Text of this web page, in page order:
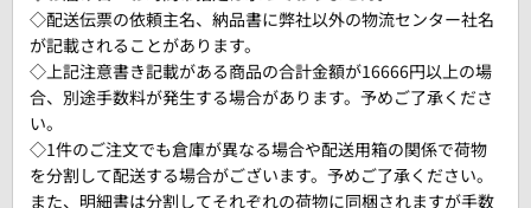
◇配送伝票の依頼主名、納品書に弊社以外の物流センター社名
が記載されることがあります。
◇上記注意書き記載がある商品の合計金額が16666円以上の場
合、別途手数料が発生する場合があります。予めご了承くださ
い。
◇1件のご注文でも倉庫が異なる場合や配送用箱の関係で荷物
を分割して配送する場合がございます。予めご了承ください。
また、明細書は分割してそれぞれの荷物に同梱されますが手数